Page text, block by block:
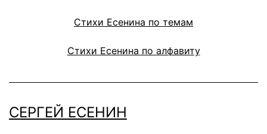
Стихи Есенина по темам
Стихи Есенина по алфавиту
СЕРГЕЙ ЕСЕНИН